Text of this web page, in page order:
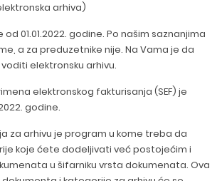
arhiva)
01.01.2022. godine. Po našim saznanjima
a za preduzetnike nije. Na Vama je da
elektronsku arhivu.
elektronskog fakturisanja (SEF) je
godine.
za arhivu je program u kome treba da
koje ćete dodeljivati već postojećim i
u šifarniku vrsta dokumenata. Ova